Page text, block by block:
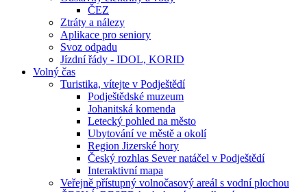
ČEZ
Ztráty a nálezy
Aplikace pro seniory
Svoz odpadu
Jízdní řády - IDOL, KORID
Volný čas
Turistika, vítejte v Podještědí
Podještědské muzeum
Johanitská komenda
Letecký pohled na město
Ubytování ve městě a okolí
Region Jizerské hory
Český rozhlas Sever natáčel v Podještědí
Interaktivní mapa
Veřejně přístupný volnočasový areál s vodní plochou